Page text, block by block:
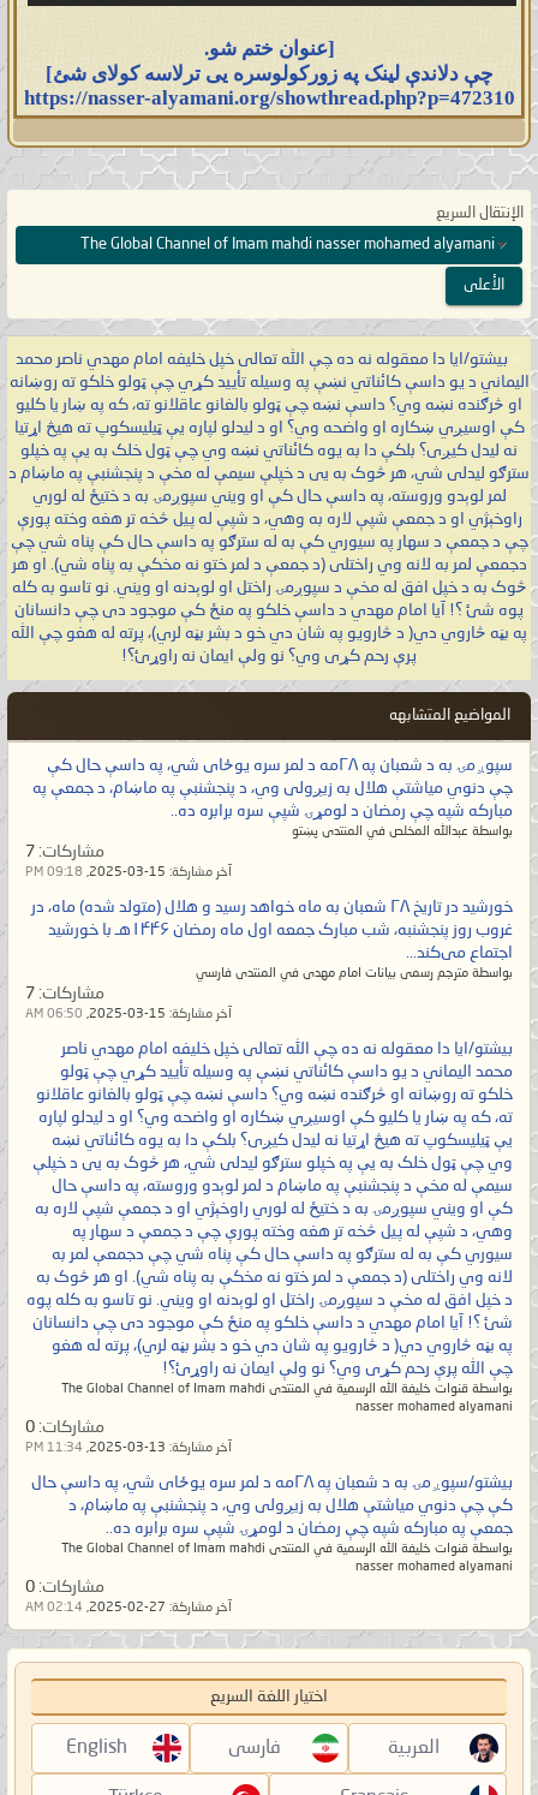
[عنوان ختم شو.
چې دلاندې لینک په زورکولوسره یی ترلاسه کولای شئ]
https://nasser-alyamani.org/showthread.php?p=472310
الإنتقال السريع
The Global Channel of Imam mahdi nasser mohamed alyamani
الأعلى
« بيشتو/ایا دا معقوله نه ده چې الله تعالی خپل خلیفه امام مهدي ناصر محمد
اليماني د یو داسې کائناتي نښې په وسیله تأیید کړي چې ټولو خلکو ته روښانه
او څرګنده نښه وي؟ داسې نښه چې ټولو بالغانو عاقلانو ته، که په ښار یا کلیو
کې اوسیږي ښکاره او واضحه وي؟ او د لیدلو لپاره یې ټیلیسکوپ ته هیڅ اړتیا
نه لیدل کیږی؟ بلکې دا به یوه کائناتي نښه وي چې ټول خلک به یې په خپلو
سترګو لیدلی شي، هر څوک به یی د خپلې سیمې له مخې د پنجشنبې په ماښام د
لمر لوېدو وروسته، په داسې حال کې او ویني سپوږمۍ به د ختیځ له لوري
راوخېژي او د جمعې شپې لاره به وهي، د شپې له پیل څخه تر هغه وخته پورې
چې د جمعې د سهار په سیوري کې به له سترګو په داسې حال کې پناه شي چې
دجمعې لمر به لانه وي راختلی (د جمعې د لمر ختو نه مخکې به پناه شي). او هر
څوک به د خپل افق له مخې د سپوږمۍ راختل او لوېدنه او ویني. نو تاسو به کله
پوه شئ ؟! آیا امام مهدي د داسې خلکو په منځ کې موجود دی چې دانسانان
په بڼه څاروي دي( د څارویو په شان دي خو د بشر بڼه لري)، پرته له هغو چې الله
پرې رحم کړی وي؟ نو ولې ایمان نه راوړئ؟!
المواضيع المتشابهه
سپوږمۍ به د شعبان په ۲۸مه د لمر سره یوځای شي، په داسې حال کې
چې دنوي میاشتې هلال به زیږولی وي، د پنجشنبې په ماښام، د جمعې په
مبارکه شپه چې رمضان د لومړۍ شپې سره برابره ده..
بواسطة عبدالله المخلص في المنتدى پښتو
مشاركات:
آخر مشاركة: 09:18 PM
خورشید در تاریخ ۲۸ شعبان به ماه خواهد رسید و هلال (متولد شده) ماه، در
غروب روز پنجشنبه، شب مبارک جمعه اول ماه رمضان ۱۴۴۶هـ با خورشید
اجتماع می‌کند...
بواسطة مترجم رسمی بیانات امام مهدی في المنتدى فارسي
مشاركات:
آخر مشاركة: 06:50 AM
بيشتو/ایا دا معقوله نه ده چې الله تعالی خپل خلیفه امام مهدي ناصر
محمد اليماني د یو داسې کائناتي نښې په وسیله تأیید کړي چې ټولو
خلکو ته روښانه او څرګنده نښه وي؟ داسې نښه چې ټولو بالغانو عاقلانو
ته، که په ښار یا کلیو کې اوسیږي ښکاره او واضحه وي؟ او د لیدلو لپاره
یې ټیلیسکوپ ته هیڅ اړتیا نه لیدل کیږی؟ بلکې دا به یوه کائناتي نښه
وي چې ټول خلک به یې په خپلو سترګو لیدلی شي، هر څوک به یی د خپلې
سیمې له مخې د پنجشنبې په ماښام د لمر لوېدو وروسته، په داسې حال
کې او ویني سپوږمۍ به د ختیځ له لوري راوخېژي او د جمعې شپې لاره به
وهي، د شپې له پیل څخه تر هغه وخته پورې چې د جمعې د سهار په
سیوري کې به له سترګو په داسې حال کې پناه شي چې دجمعې لمر به
لانه وي راختلی (د جمعې د لمر ختو نه مخکې به پناه شي). او هر څوک به
د خپل افق له مخې د سپوږمۍ راختل او لوېدنه او ویني. نو تاسو به کله پوه
شئ ؟! آیا امام مهدي د داسې خلکو په منځ کې موجود دی چې دانسانان
په بڼه څاروي دي( د څارویو په شان دي خو د بشر بڼه لري)، پرته له هغو
چې الله پرې رحم کړی وي؟ نو ولې ایمان نه راوړئ؟!
بواسطة قنوات خليفة الله الرسمية في المنتدى The Global Channel of Imam mahdi
nasser mohamed alyamani
مشاركات:
آخر مشاركة: 11:34 PM
بيشتو/سپوږمۍ به د شعبان په ۲۸مه د لمر سره یوځای شي، په داسې حال
کې چې دنوي میاشتې هلال به زیږولی وي، د پنجشنبې په ماښام، د
جمعې په مبارکه شپه چې رمضان د لومړۍ شپې سره برابره ده..
بواسطة قنوات خليفة الله الرسمية في المنتدى The Global Channel of Imam mahdi
nasser mohamed alyamani
مشاركات:
آخر مشاركة: 02:14 AM
اختيار اللغة السريع
العربية فارسی English